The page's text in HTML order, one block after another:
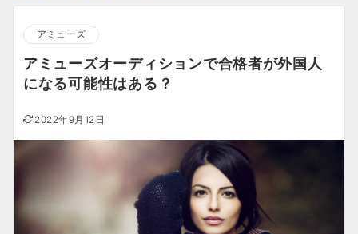
アミューズ
アミューズオーディションで合格者が外国人
になる可能性はある？
2022年9月12日